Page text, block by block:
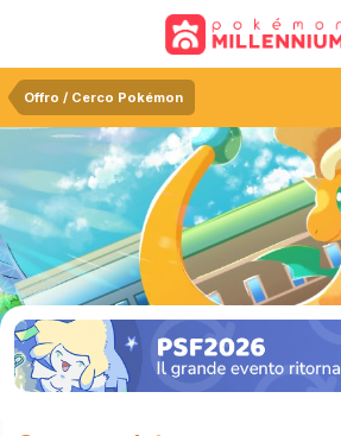
Offro / Cerco Pokémon